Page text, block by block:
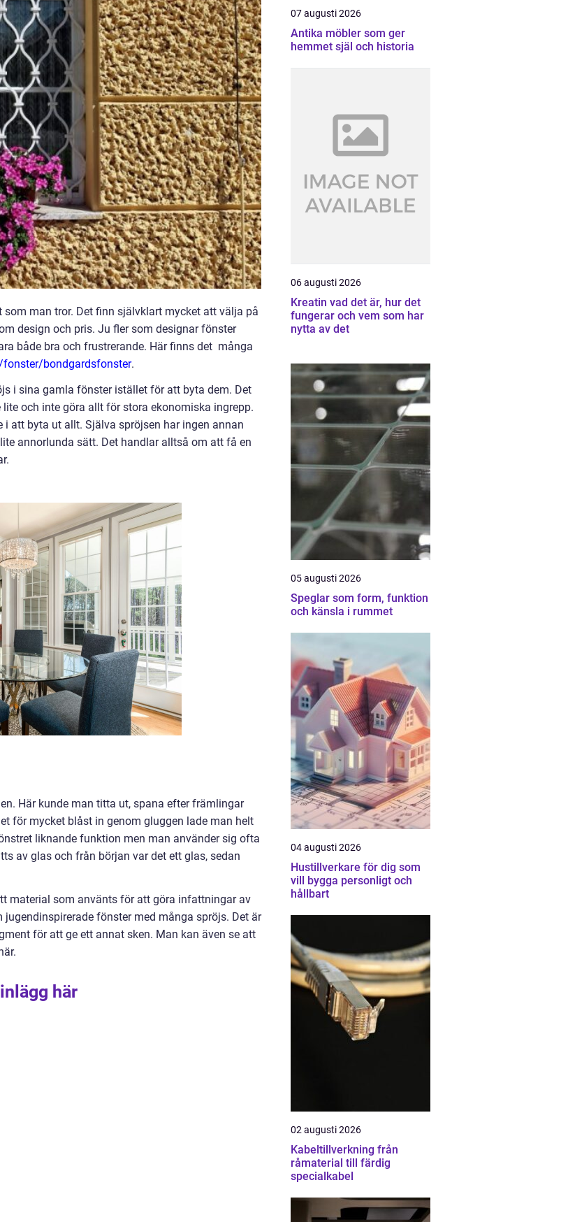
man tror. Det finn självklart mycket att välja på
design och pris. Ju fler som designar fönster
både bra och frustrerande. Här finns det många
bondgardsfonster.
i sina gamla fönster istället för att byta dem. Det
och inte göra allt för stora ekonomiska ingrepp.
att byta ut allt. Själva spröjsen har ingen annan
annorlunda sätt. Det handlar alltså om att få en
Här kunde man titta ut, spana efter främlingar
för mycket blåst in genom gluggen lade man helt
liknande funktion men man använder sig ofta
av glas och från början var det ett glas, sedan
material som använts för att göra infattningar av
fönster med många spröjs. Det är
för att ge ett annat sken. Man kan även se att
här
07 augusti 2026
Antika möbler som ger
hemmet själ och historia
06 augusti 2026
Kreatin vad det är, hur det
fungerar och vem som har
nytta av det
05 augusti 2026
Speglar som form, funktion
och känsla i rummet
04 augusti 2026
Hustillverkare för dig som
vill bygga personligt och
hållbart
02 augusti 2026
Kabeltillverkning från
råmaterial till färdig
specialkabel